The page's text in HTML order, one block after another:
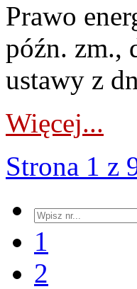
Prawo
późn. zm.,
ustawy z
Więcej...
Strona 1 z
1
2